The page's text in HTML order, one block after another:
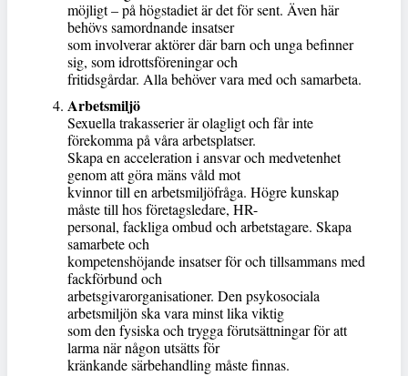
möjligt – på högstadiet är det för sent. Även här
behövs samordnande insatser
som involverar aktörer där barn och unga befinner
sig, som idrottsföreningar och
fritidsgårdar. Alla behöver vara med och samarbeta.
Arbetsmiljö
Sexuella trakasserier är olagligt och får inte
förekomma på våra arbetsplatser.
Skapa en acceleration i ansvar och medvetenhet
genom att göra mäns våld mot
kvinnor till en arbetsmiljöfråga. Högre kunskap
måste till hos företagsledare, HR-
personal, fackliga ombud och arbetstagare. Skapa
samarbete och
kompetenshöjande insatser för och tillsammans med
fackförbund och
arbetsgivarorganisationer. Den psykosociala
arbetsmiljön ska vara minst lika viktig
som den fysiska och trygga förutsättningar för att
larma när någon utsätts för
kränkande särbehandling måste finnas.